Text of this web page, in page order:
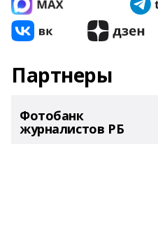
Партнеры
Фотобанк
журналистов РБ